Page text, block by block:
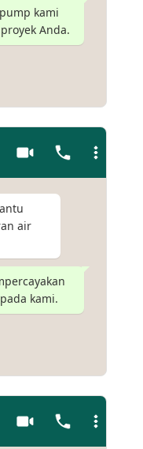
kami
Anda.
air
kami.